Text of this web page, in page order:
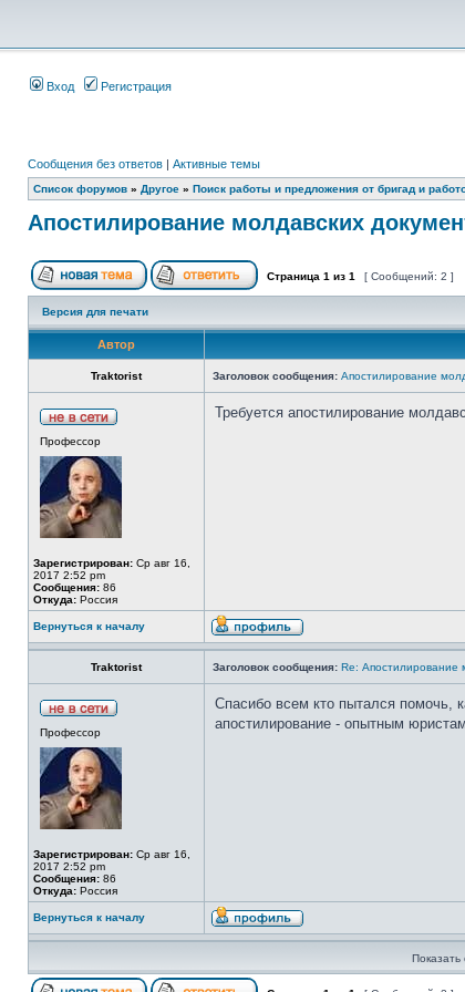
Вход Регистрация
Сообщения без ответов | Активные темы
Список форумов » Другое » Поиск работы и предложения от бригад и
Апостилирование молдавских
Страница 1 из 1 [ Сообщений: 2 ]
Версия для печати
Автор
Traktorist Заголовок сообщения: Апостилирование
Профессор
Зарегистрирован: Ср авг 16,
2017 2:52 pm
Сообщения: 86
Откуда: Россия
Требуется апостилирование
Вернуться к началу
Traktorist Заголовок сообщения: Re: Апостилирование
Профессор
Зарегистрирован: Ср авг 16,
2017 2:52 pm
Сообщения: 86
Откуда: Россия
Спасибо всем кто пытался помочь,
апостилирование - опытным
Вернуться к началу
Показать